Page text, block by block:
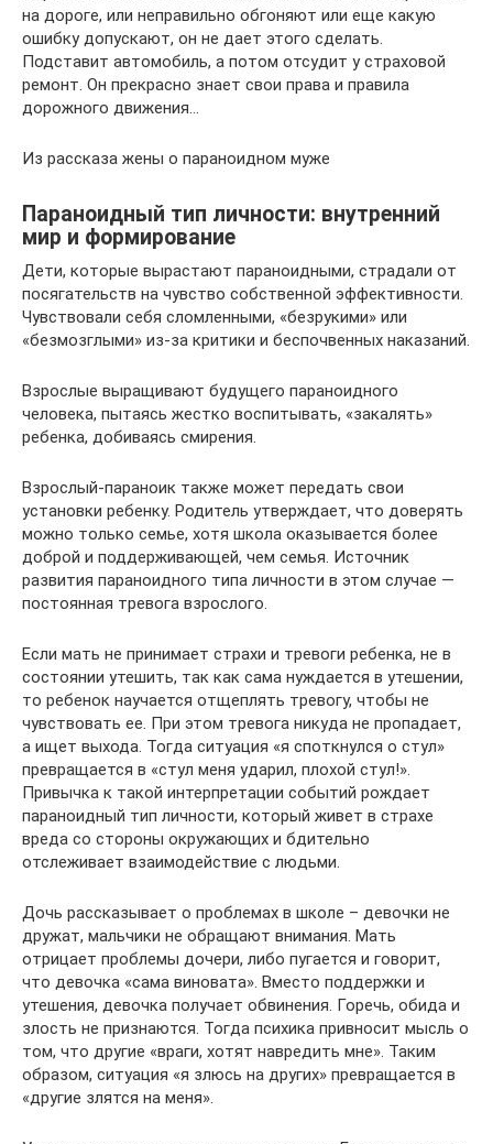
на дороге, или неправильно обгоняют или еще какую
ошибку допускают, он не дает этого сделать.
Подставит автомобиль, а потом отсудит у страховой
ремонт. Он прекрасно знает свои права и правила
дорожного движения…
Из рассказа жены о параноидном муже
Параноидный тип личности: внутренний
мир и формирование
Дети, которые вырастают параноидными, страдали от
посягательств на чувство собственной эффективности.
Чувствовали себя сломленными, «безрукими» или
«безмозглыми» из-за критики и беспочвенных наказаний.
Взрослые выращивают будущего параноидного
человека, пытаясь жестко воспитывать, «закалять»
ребенка, добиваясь смирения.
Взрослый-параноик также может передать свои
установки ребенку. Родитель утверждает, что доверять
можно только семье, хотя школа оказывается более
доброй и поддерживающей, чем семья. Источник
развития параноидного типа личности в этом случае —
постоянная тревога взрослого.
Если мать не принимает страхи и тревоги ребенка, не в
состоянии утешить, так как сама нуждается в утешении,
то ребенок научается отщеплять тревогу, чтобы не
чувствовать ее. При этом тревога никуда не пропадает,
а ищет выхода. Тогда ситуация «я споткнулся о стул»
превращается в «стул меня ударил, плохой стул!».
Привычка к такой интерпретации событий рождает
параноидный тип личности, который живет в страхе
вреда со стороны окружающих и бдительно
отслеживает взаимодействие с людьми.
Дочь рассказывает о проблемах в школе – девочки не
дружат, мальчики не обращают внимания. Мать
отрицает проблемы дочери, либо пугается и говорит,
что девочка «сама виновата». Вместо поддержки и
утешения, девочка получает обвинения. Горечь, обида и
злость не признаются. Тогда психика привносит мысль о
том, что другие «враги, хотят навредить мне». Таким
образом, ситуация «я злюсь на других» превращается в
«другие злятся на меня».